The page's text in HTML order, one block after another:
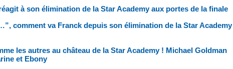
à son élimination de la Star Academy aux portes de la finale
comment va Franck depuis son élimination de la Star Academy
les autres au château de la Star Academy ! Michael Goldman
et Ebony